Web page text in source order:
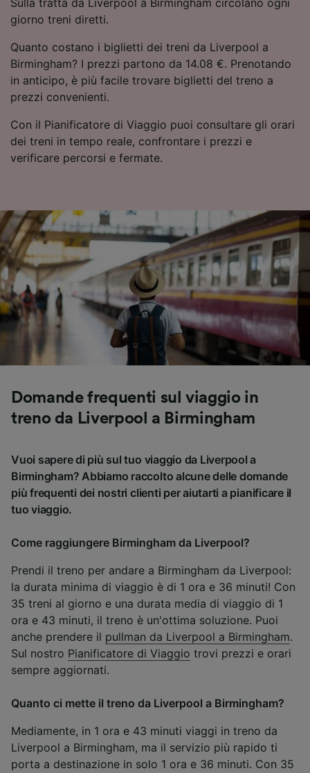
Sulla tratta da Liverpool a Birmingham circolano ogni
giorno treni diretti.
Quanto costano i biglietti dei treni da Liverpool a
Birmingham? I prezzi partono da 14.08 €. Prenotando
in anticipo, è più facile trovare biglietti del treno a
prezzi convenienti.
Con il Pianificatore di Viaggio puoi consultare gli orari
dei treni in tempo reale, confrontare i prezzi e
verificare percorsi e fermate.
Domande frequenti sul viaggio in
treno da Liverpool a Birmingham
Vuoi sapere di più sul tuo viaggio da Liverpool a
Birmingham? Abbiamo raccolto alcune delle domande
più frequenti dei nostri clienti per aiutarti a pianificare il
tuo viaggio.
Come raggiungere Birmingham da Liverpool?
Prendi il treno per andare a Birmingham da Liverpool:
la durata minima di viaggio è di 1 ora e 36 minuti! Con
35 treni al giorno e una durata media di viaggio di 1
ora e 43 minuti, il treno è un'ottima soluzione. Puoi
anche prendere il pullman da Liverpool a Birmingham.
Sul nostro Pianificatore di Viaggio trovi prezzi e orari
sempre aggiornati.
Quanto ci mette il treno da Liverpool a Birmingham?
Mediamente, in 1 ora e 43 minuti viaggi in treno da
Liverpool a Birmingham, ma il servizio più rapido ti
porta a destinazione in solo 1 ora e 36 minuti. Con 35